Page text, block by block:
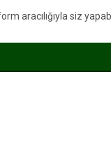
aracılığıyla siz